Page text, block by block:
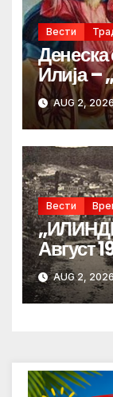
Вести
Илија
AUG 2,
Вести
Август
AUG 2,